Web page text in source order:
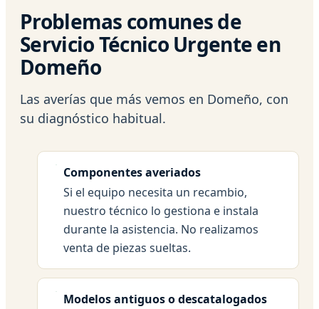
Problemas comunes de
Servicio Técnico Urgente en
Domeño
Las averías que más vemos en Domeño, con
su diagnóstico habitual.
Componentes averiados
Si el equipo necesita un recambio,
nuestro técnico lo gestiona e instala
durante la asistencia. No realizamos
venta de piezas sueltas.
Modelos antiguos o descatalogados